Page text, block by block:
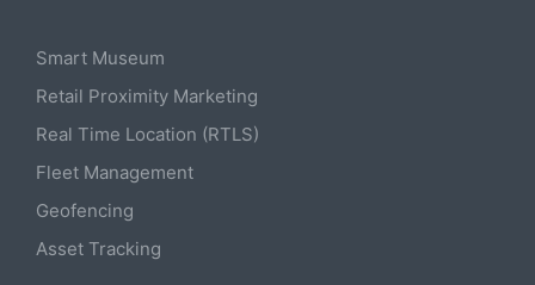
Smart Museum
Retail Proximity Marketing
Real Time Location (RTLS)
Fleet Management
Geofencing
Asset Tracking